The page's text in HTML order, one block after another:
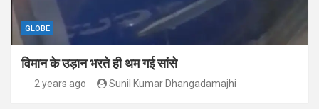
GLOBE
विमान के उड़ान भरते ही थम गई सांसे
2 years ago Sunil Kumar Dhangadamajhi